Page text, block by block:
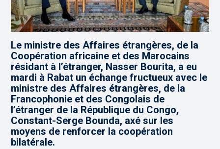
Le ministre des Affaires étrangères, de la
Coopération africaine et des Marocains
résidant à l’étranger, Nasser Bourita, a eu
mardi à Rabat un échange fructueux avec le
ministre des Affaires étrangères, de la
Francophonie et des Congolais de
l’étranger de la République du Congo,
Constant-Serge Bounda, axé sur les
moyens de renforcer la coopération
bilatérale.